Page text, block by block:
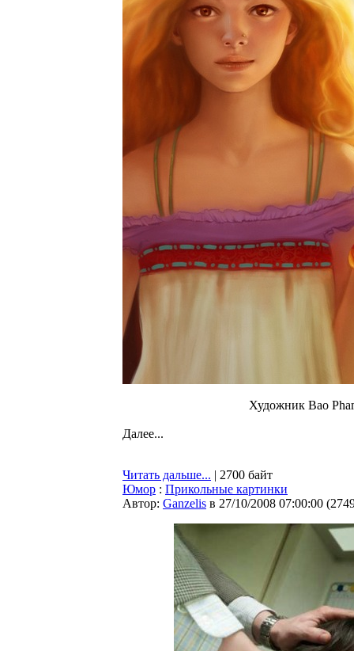
Художник Bao
Далее...
Читать дальше... | 2700 байт
Юмор : Прикольные картинки
Автор: Ganzelis в 27/10/2008 07:00:00 (